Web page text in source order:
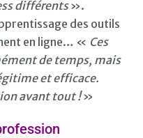
différents».
des outils
en ligne… « Ces
de temps, mais
et efficace.
avant tout !»